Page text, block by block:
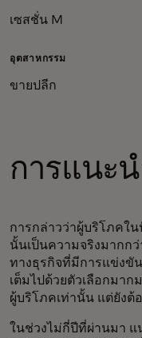
เซสชั่น M
อุตสาหกรรม
ขายปลีก
การแนะ
การกล่าวว่าผู้บริโภคใ
นั้นเป็นความจริงมากก
ทางธุรกิจที่มีการแข่งขัน
เต็มไปด้วยตัวเลือกมาก
ผู้บริโภคเท่านั้น แต่ยังต้
ในช่วงไม่กี่ปีที่ผ่านมา แ